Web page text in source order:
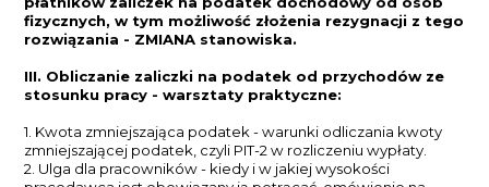
fizycznych, w tym możliwość złożenia rezygnacji z tego
rozwiązania - ZMIANA stanowiska.
III. Obliczanie zaliczki na podatek od przychodów ze
stosunku pracy - warsztaty praktyczne:
1. Kwota zmniejszająca podatek - warunki odliczania kwoty
zmniejszającej podatek, czyli PIT-2 w rozliczeniu wypłaty.
2. Ulga dla pracowników - kiedy i w jakiej wysokości